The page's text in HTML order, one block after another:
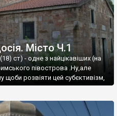
Місто Ч.1
ст) - одне з найцікавіших (на
півострова .Ну,але
розвіяти цей субєктивізм,